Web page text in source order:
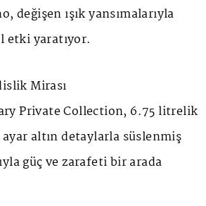
değişen ışık yansımalarıyla
etki yaratıyor.
Mirası
Private Collection, 6.75 litrelik
altın detaylarla süslenmiş
güç ve zarafeti bir arada